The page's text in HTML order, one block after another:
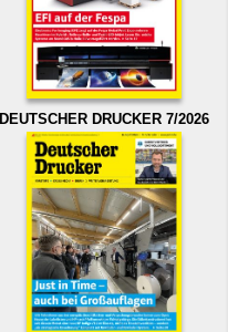
DEUTSCHER DRUCKER 7/2026